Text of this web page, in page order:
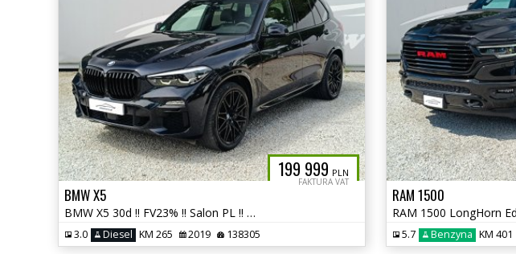
199 999 PLN
FAKTURA VAT
BMW X5
BMW X5 30d !! FV23% !! Salon PL !! Bezwypadkowe !! autaniszowe.pl
3.0 Diesel KM 265 2019 138305
RAM 1500
5.7 Benzyna KM 401